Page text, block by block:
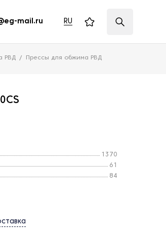
mail.ru RU
РВД Прессы для обжима РВД
1370
61
84